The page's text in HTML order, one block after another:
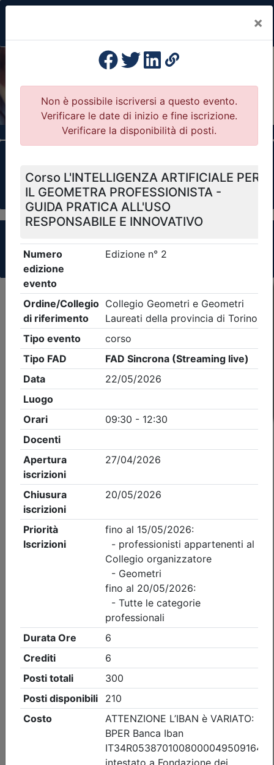
×
Previous
Il portale della formazione per Ordini e
Collegi Professionali
Clicca qui - espandi la sezione dei filtri ricerca
eventi
Criteri di ricerca applicati:
- Tipo Ordine/collegio:Geometri
Torino- Eventi in programma dal7/8/2026
Dettagli evento
Gratuito
Collegio Geometri e Geometri Laureati della provincia di
Visita guidata CONVEGNO ANNUALE
DI CATEGORIA DEI GEOMETRI DELLA
ZONA DI PINEROLO
(edizione 4)
Data: 11/09/2026
Crediti:2 cfp
Durata:
dal 31/07/2026 al 09/09/2026
visita guidata